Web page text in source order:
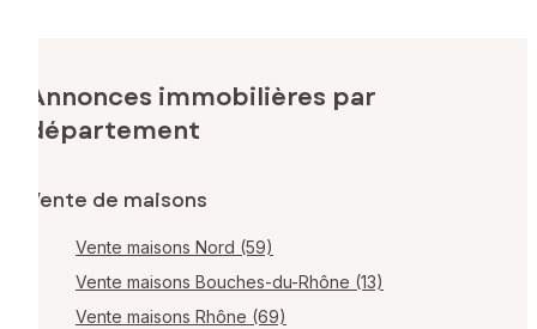
Annonces immobilières par
département
Vente de maisons
Vente maisons Nord (59)
Vente maisons Bouches-du-Rhône (13)
Vente maisons Rhône (69)